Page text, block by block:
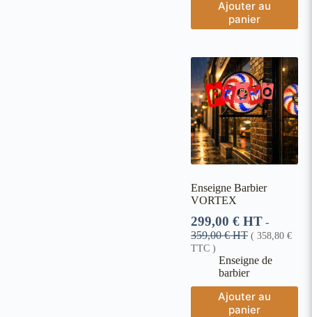
Ajouter au
panier
Enseigne Barbier
VORTEX
299,00 € HT -
359,00€HT ( 358,80 €
TTC )
Enseigne de
barbier
Ajouter au
panier